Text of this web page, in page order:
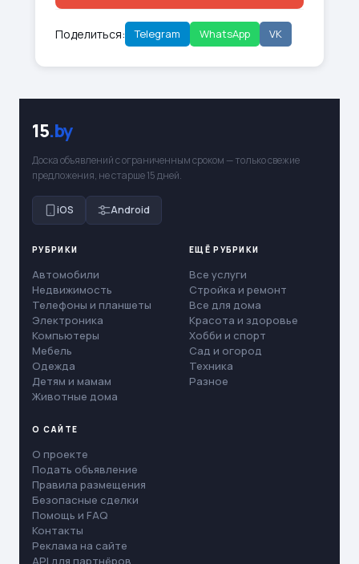
Поделиться: Telegram WhatsApp VK
15.by
Доска объявлений с ограниченным сроком — только свежие
предложения, не старше 15 дней.
iOS Android
РУБРИКИ
Автомобили
Недвижимость
Телефоны и планшеты
Электроника
Компьютеры
Мебель
Одежда
Детям и мамам
Животные дома
ЕЩЁ РУБРИКИ
Все услуги
Стройка и ремонт
Все для дома
Красота и здоровье
Хобби и спорт
Сад и огород
Техника
Разное
О САЙТЕ
О проекте
Подать объявление
Правила размещения
Безопасные сделки
Помощь и FAQ
Контакты
Реклама на сайте
API для партнёров